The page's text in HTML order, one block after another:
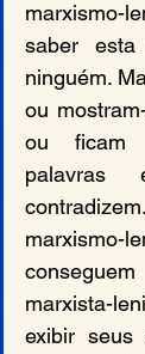
marxismo-
saber
ninguém.
ou
ou ficam
marxista-
exibir seus